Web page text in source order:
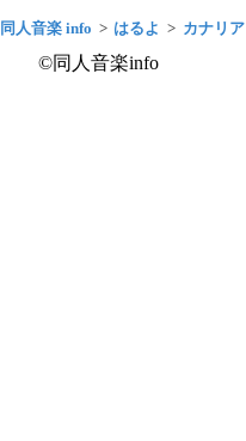
同人音楽 info はるよ カナリア
©同人音楽info